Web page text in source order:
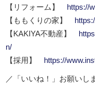
【リフォーム】 https://
【ももくりの家】
【KAKIYA不動産】
n/
【採用】 https://
／「いいね！」お願いし